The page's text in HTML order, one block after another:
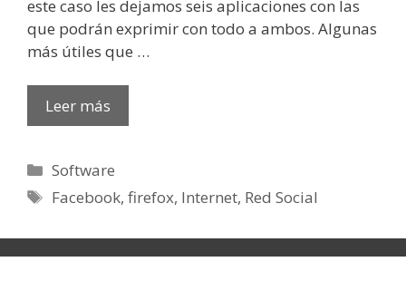
este caso les dejamos seis aplicaciones con las
que podrán exprimir con todo a ambos. Algunas
más útiles que …
Leer más
Categorías
Software
Etiquetas
Facebook,firefox, Internet, Red Social